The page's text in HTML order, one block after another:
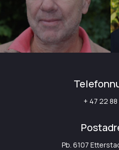
+ 47 22
Pb. 6107